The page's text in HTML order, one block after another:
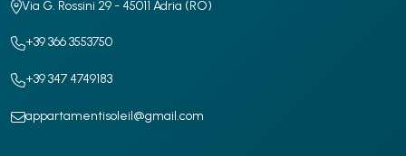
Via G. Rossini 29 - 45011 Adria (RO)
+39 366 3553750
+39 347 4749183
appartamentisoleil@gmail.com